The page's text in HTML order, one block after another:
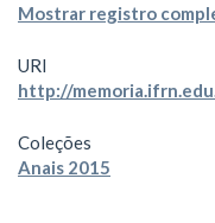
Mostrar registro
URI
http://
Coleções
Anais 2015